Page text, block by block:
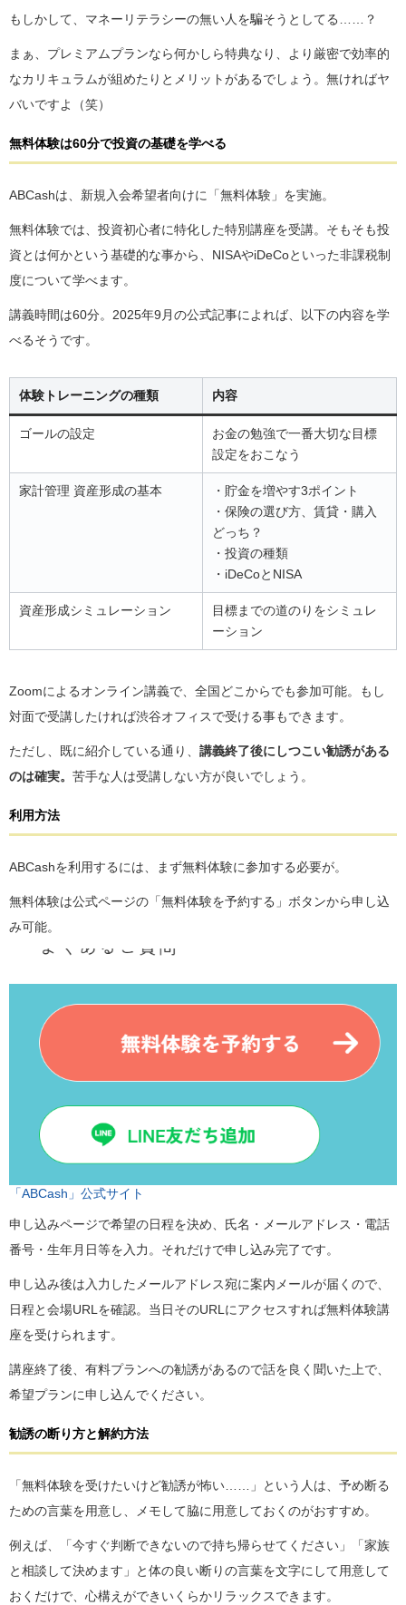
もしかして、マネーリテラシーの無い人を騙そうとしてる……？
まぁ、プレミアムプランなら何かしら特典なり、より厳密で効率的
なカリキュラムが組めたりとメリットがあるでしょう。無ければヤ
バいですよ（笑）
無料体験は60分で投資の基礎を学べる
ABCashは、新規入会希望者向けに「無料体験」を実施。
無料体験では、投資初心者に特化した特別講座を受講。そもそも投
資とは何かという基礎的な事から、NISAやiDeCoといった非課税制
度について学べます。
講義時間は60分。2025年9月の公式記事によれば、以下の内容を学
べるそうです。
体験トレーニングの種類 内容
ゴールの設定
お金の勉強で一番大切な目標
設定をおこなう
家計管理 資産形成の基本
・貯金を増やす3ポイント
・保険の選び方、賃貸・購入
どっち？
・投資の種類
・iDeCoとNISA
資産形成シミュレーション
目標までの道のりをシミュレ
ーション
Zoomによるオンライン講義で、全国どこからでも参加可能。もし
対面で受講したければ渋谷オフィスで受ける事もできます。
ただし、既に紹介している通り、 講義終了後にしつこい勧誘がある
のは確実。 苦手な人は受講しない方が良いでしょう。
利用方法
ABCashを利用するには、まず無料体験に参加する必要が。
無料体験は公式ページの「無料体験を予約する」ボタンから申し込
み可能。
「ABCash」公式サイト
申し込みページで希望の日程を決め、氏名・メールアドレス・電話
番号・生年月日等を入力。それだけで申し込み完了です。
申し込み後は入力したメールアドレス宛に案内メールが届くので、
日程と会場URLを確認。当日そのURLにアクセスすれば無料体験講
座を受けられます。
講座終了後、有料プランへの勧誘があるので話を良く聞いた上で、
希望プランに申し込んでください。
勧誘の断り方と解約方法
「無料体験を受けたいけど勧誘が怖い……」という人は、予め断る
ための言葉を用意し、メモして脇に用意しておくのがおすすめ。
例えば、「今すぐ判断できないので持ち帰らせてください」「家族
と相談して決めます」と体の良い断りの言葉を文字にして用意して
おくだけで、心構えができいくらかリラックスできます。